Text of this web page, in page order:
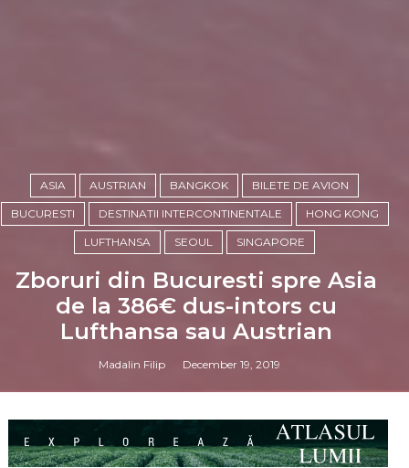
ASIA AUSTRIAN BANGKOK BILETE DE AVION
BUCURESTI DESTINATII INTERCONTINENTALE HONG KONG
LUFTHANSA SEOUL SINGAPORE
Zboruri din Bucuresti spre Asia
de la 386€ dus-intors cu
Lufthansa sau Austrian
Madalin Filip December 19, 2019